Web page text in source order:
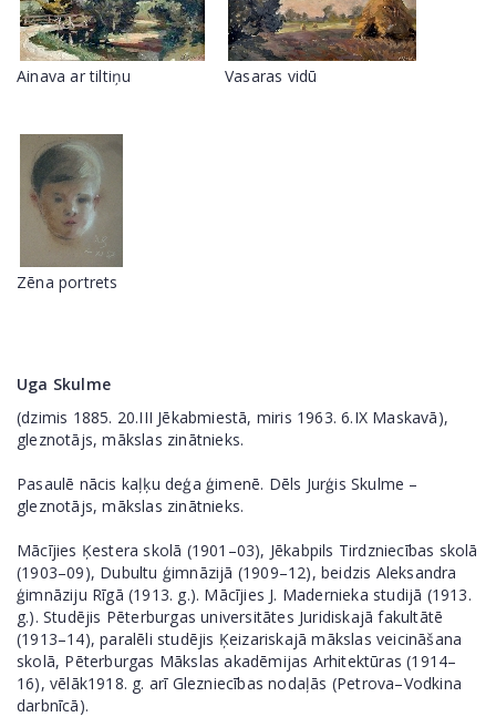
Ainava ar tiltiņu Vasaras vidū
Zēna portrets
Uga Skulme
(dzimis 1885. 20.III Jēkabmiestā, miris 1963. 6.IX Maskavā),
gleznotājs, mākslas zinātnieks.
Pasaulē nācis kaļķu deģa ģimenē. Dēls Jurģis Skulme –
gleznotājs, mākslas zinātnieks.
Mācījies Ķestera skolā (1901–03), Jēkabpils Tirdzniecības skolā
(1903–09), Dubultu ģimnāzijā (1909–12), beidzis Aleksandra
ģimnāziju Rīgā (1913. g.). Mācījies J. Madernieka studijā (1913.
g.). Studējis Pēterburgas universitātes Juridiskajā fakultātē
(1913–14), paralēli studējis Ķeizariskajā mākslas veicināšana
skolā, Pēterburgas Mākslas akadēmijas Arhitektūras (1914–
16), vēlāk1918. g. arī Glezniecības nodaļās (Petrova–Vodkina
darbnīcā).